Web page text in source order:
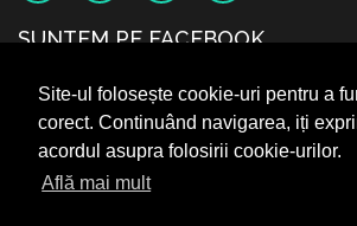
Site-ul folosește cookie-uri pentru a
corect. Continuând navigarea, iți
acordul asupra folosirii cookie-urilor.
Află mai mult
SUNTEM PE FACEBOOK